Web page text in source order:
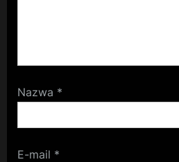
Nazwa *
E-mail *